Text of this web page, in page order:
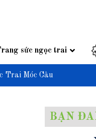
sức ngọc trai
Trai Móc Câu
BẠN